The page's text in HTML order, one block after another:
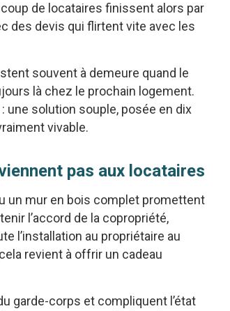
de locataires finissent alors par
des devis qui flirtent vite avec les
souvent à demeure quand le
là chez le prochain logement.
une solution souple, posée en dix
vivable.
pas aux locataires
un mur en bois complet promettent
l’accord de la copropriété,
l’installation au propriétaire au
revient à offrir un cadeau
garde-corps et compliquent l’état